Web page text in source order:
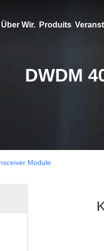
Über Wir. Produits
DWDM
Module